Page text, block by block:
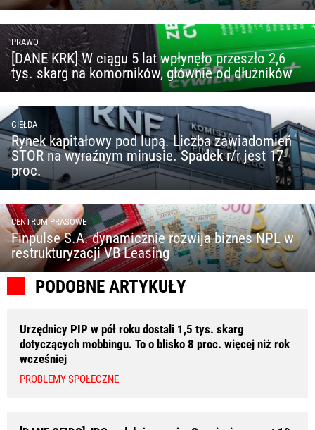
PRAWO
[DANE KRK] W ciągu 5 lat wpłynęło przeszło 2,6
tys. skarg na komorników, głównie od dłużników
GIEŁDA
Rynek kapitałowy pod lupą. Liczba zawiadomień
STOR na wyraźnym minusie. Spadek r/r jest 17-
proc.
CENTRUM PRASOWE
Finpulse S.A. dynamicznie rozwija biznes NPL w
restrukturyzacji VB Leasing
PODOBNE ARTYKUŁY
Urzędnicy PIP w pół roku dostali 1,5 tys. skarg
dotyczących mobbingu. To o blisko 8 proc. więcej niż rok
wcześniej
PROBLEMY SPOŁECZNE